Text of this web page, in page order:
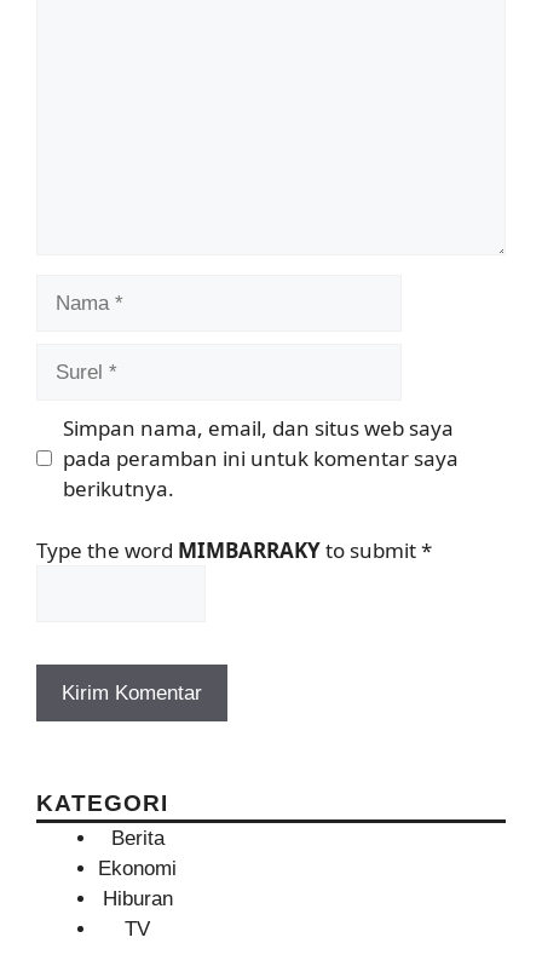
Simpan nama, email, dan situs web saya
pada peramban ini untuk komentar saya
berikutnya.
Type the word MIMBARRAKYto submit*
KATEGORI
Berita
Ekonomi
Hiburan
TV